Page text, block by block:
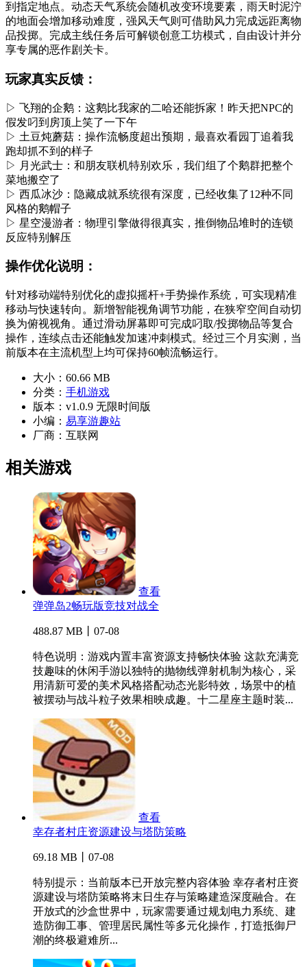
到指定地点。动态天气系统会随机改变环境要素，雨天时泥泞
的地面会增加移动难度，强风天气则可借助风力完成远距离物
品投掷。完成主线任务后可解锁创意工坊模式，自由设计并分
享专属的恶作剧关卡。
玩家真实反馈：
▷ 飞翔的企鹅：这鹅比我家的二哈还能拆家！昨天把NPC的
假发叼到房顶上笑了一下午
▷ 土豆炖蘑菇：操作流畅度超出预期，最喜欢看园丁追着我
跑却抓不到的样子
▷ 月光武士：和朋友联机特别欢乐，我们组了个鹅群把整个
菜地搬空了
▷ 西瓜冰沙：隐藏成就系统很有深度，已经收集了12种不同
风格的鹅帽子
▷ 星空漫游者：物理引擎做得很真实，推倒物品堆时的连锁
反应特别解压
操作优化说明：
针对移动端特别优化的虚拟摇杆+手势操作系统，可实现精准
移动与快速转向。新增智能视角调节功能，在狭窄空间自动切
换为俯视视角。通过滑动屏幕即可完成叼取/投掷物品等复合
操作，连续点击还能触发加速冲刺模式。经过三个月实测，当
前版本在主流机型上均可保持60帧流畅运行。
大小： 60.66 MB
分类： 手机游戏
版本： v1.0.9 无限时间版
小编： 易享游趣站
厂商： 互联网
相关游戏
查看
弹弹岛2畅玩版竞技对战全
488.87 MB丨07-08
特色说明：游戏内置丰富资源支持畅快体验 这款充满竞
技趣味的休闲手游以独特的抛物线弹射机制为核心，采
用清新可爱的美术风格搭配动态光影特效，场景中的植
被摆动与战斗粒子效果相映成趣。十二星座主题时装...
查看
幸存者村庄资源建设与塔防策略
69.18 MB丨07-08
特别提示：当前版本已开放完整内容体验 幸存者村庄资
源建设与塔防策略将末日生存与策略建造深度融合。在
开放式的沙盒世界中，玩家需要通过规划电力系统、建
造防御工事、管理居民属性等多元化操作，打造抵御尸
潮的终极避难所...